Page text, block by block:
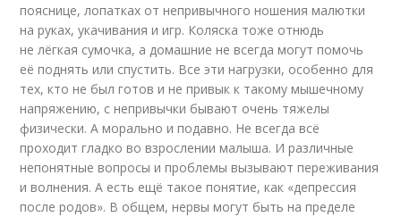
пояснице, лопатках от непривычного ношения малютки
на руках, укачивания и игр. Коляска тоже отнюдь
не лёгкая сумочка, а домашние не всегда могут помочь
её поднять или спустить. Все эти нагрузки, особенно для
тех, кто не был готов и не привык к такому мышечному
напряжению, с непривычки бывают очень тяжелы
физически. А морально и подавно. Не всегда всё
проходит гладко во взрослении малыша. И различные
непонятные вопросы и проблемы вызывают переживания
и волнения. А есть ещё такое понятие, как «депрессия
после родов». В общем, нервы могут быть на пределе